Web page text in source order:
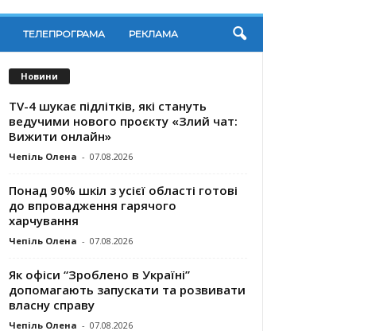
ТЕЛЕПРОГРАМА РЕКЛАМА
Новини
TV-4 шукає підлітків, які стануть
ведучими нового проєкту «Злий чат:
Вижити онлайн»
Чепіль Олена - 07.08.2026
Понад 90% шкіл з усієї області готові
до впровадження гарячого
харчування
Чепіль Олена - 07.08.2026
Як офіси “Зроблено в Україні”
допомагають запускaти та розвивати
власну справу
Чепіль Олена - 07.08.2026